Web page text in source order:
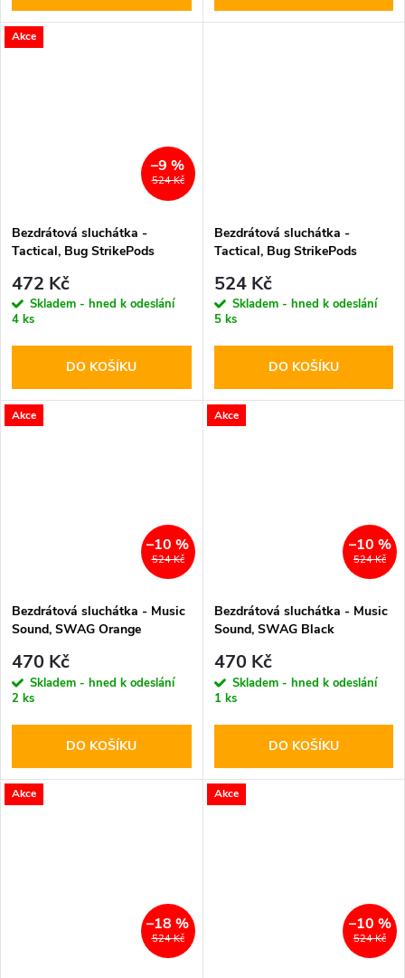
Akce
524 Kč
–9 %
Bezdrátová sluchátka -
Tactical, Bug StrikePods
472 Kč
Skladem - hned k odeslání
4 ks
DO KOŠÍKU
Bezdrátová sluchátka -
Tactical, Bug StrikePods
524 Kč
Skladem - hned k odeslání
5 ks
DO KOŠÍKU
Akce
524 Kč
–10 %
Bezdrátová sluchátka - Music
Sound, SWAG Orange
470 Kč
Skladem - hned k odeslání
2 ks
DO KOŠÍKU
Akce
524 Kč
–10 %
Bezdrátová sluchátka - Music
Sound, SWAG Black
470 Kč
Skladem - hned k odeslání
1 ks
DO KOŠÍKU
Akce
524 Kč
–18 %
Akce
524 Kč
–10 %